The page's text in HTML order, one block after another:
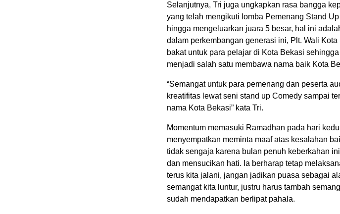
Selanjutnya, Tri juga ungkapkan rasa bangga
yang telah mengikuti lomba Pemenang Stand
hingga mengeluarkan juara 5 besar, hal ini
dalam perkembangan generasi ini, Plt. Wali
bakat untuk para pelajar di Kota Bekasi
menjadi salah satu membawa nama baik Kota
“Semangat untuk para pemenang dan peserta
kreatifitas lewat seni stand up Comedy sampai
nama Kota Bekasi” kata Tri.
Momentum memasuki Ramadhan pada hari
menyempatkan meminta maaf atas kesalahan
tidak sengaja karena bulan penuh keberkahan
dan mensucikan hati. Ia berharap tetap
terus kita jalani, jangan jadikan puasa sebagai
semangat kita luntur, justru harus tambah
sudah mendapatkan berlipat pahala.